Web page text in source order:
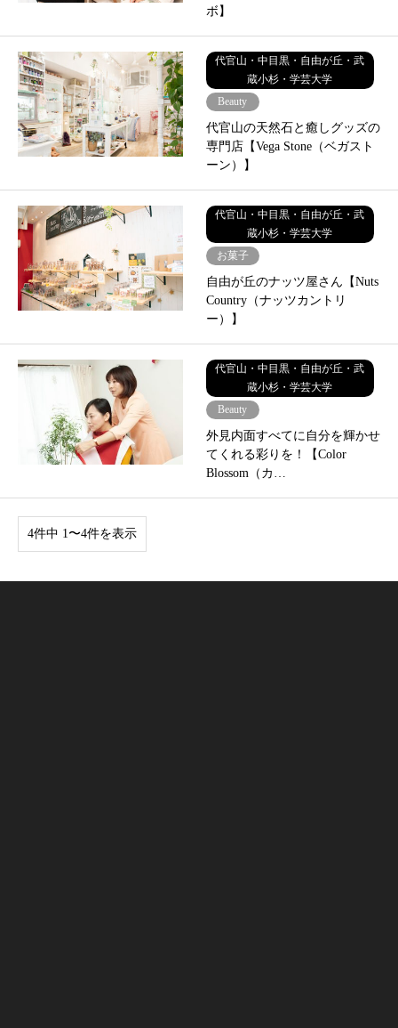
ボ】
代官山・中目黒・自由が丘・武
蔵小杉・学芸大学
Beauty
代官山の天然石と癒しグッズの
専門店【Vega Stone（ベガスト
ーン）】
代官山・中目黒・自由が丘・武
蔵小杉・学芸大学
お菓子
自由が丘のナッツ屋さん【Nuts
Country（ナッツカントリ
ー）】
代官山・中目黒・自由が丘・武
蔵小杉・学芸大学
Beauty
外見内面すべてに自分を輝かせ
てくれる彩りを！【Color
Blossom（カ…
4件中 1〜4件を表示